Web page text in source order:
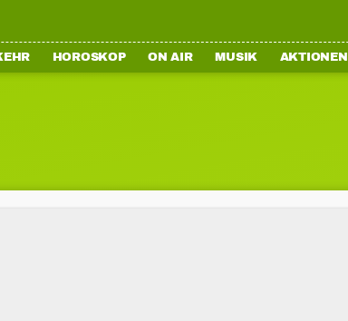
HOROSKOP ON AIR MUSIK AKTIONEN